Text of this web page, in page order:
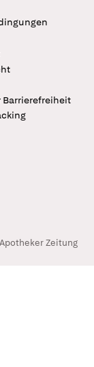
Barrierefreiheit
Zeitung